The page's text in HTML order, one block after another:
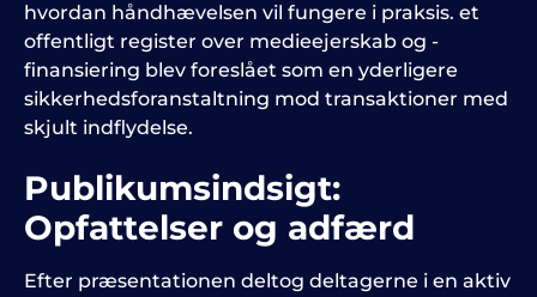
hvordan håndhævelsen vil fungere i praksis. et
offentligt register over medieejerskab og -
finansiering blev foreslået som en yderligere
sikkerhedsforanstaltning mod transaktioner med
skjult indflydelse.
Publikumsindsigt:
Opfattelser og adfærd
Efter præsentationen deltog deltagerne i en aktiv